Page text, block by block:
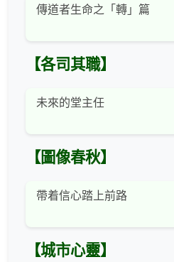
傳道者生命之「轉」篇
【各司其職】
未來的堂主任
【圖像春秋】
帶着信心踏上前路
【城市心靈】